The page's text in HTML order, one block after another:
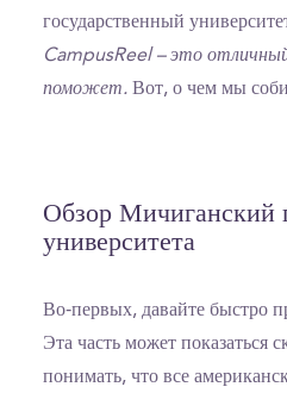
государственный
CampusReel – это
поможет. Вот, о чем мы
Обзор Мичиганский
университета
Во-первых, давайте быстро
Эта часть может показаться
понимать, что все